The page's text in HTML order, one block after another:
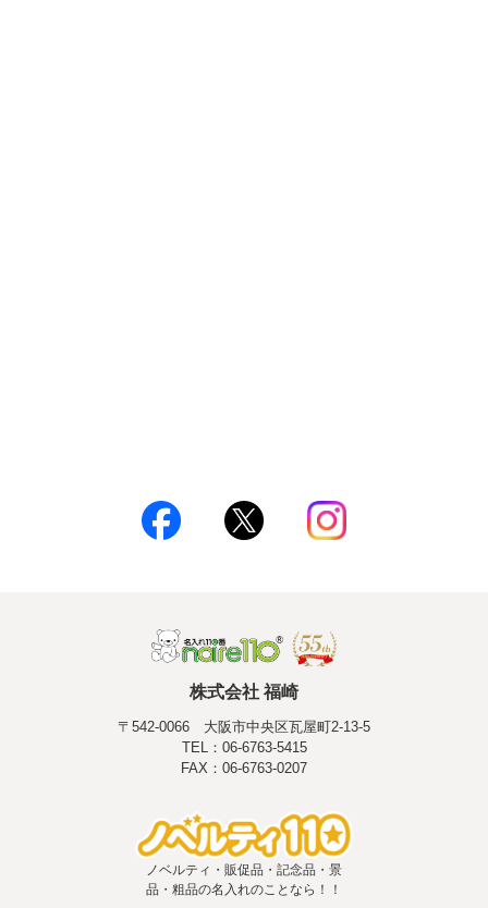
株式会社 福崎
〒542-0066 大阪市中央区瓦屋町2-13-5
TEL：06-6763-5415
FAX：06-6763-0207
ノベルティ・販促品・記念品・景
品・粗品の名入れのことなら！！